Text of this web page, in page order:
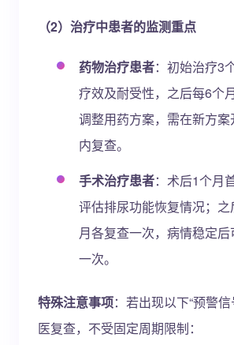
（2）治疗中患者的监测重点
药物治疗患者：初始治疗3
疗效及耐受性，之后每6个
调整用药方案，需在新方案
内复查。
手术治疗患者：术后1个月
评估排尿功能恢复情况；
月各复查一次，病情稳定
一次。
特殊注意事项：若出现以下“预警
医复查，不受固定周期限制：